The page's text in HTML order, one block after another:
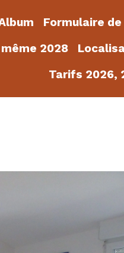
Formulaire
2028
Tarifs 2026,